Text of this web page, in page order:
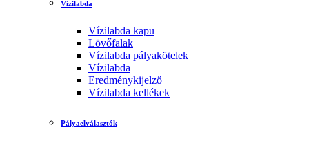
Vízilabda
Vízilabda kapu
Lövőfalak
Vízilabda pályakötelek
Vízilabda
Eredménykijelző
Vízilabda kellékek
Pályaelválasztók